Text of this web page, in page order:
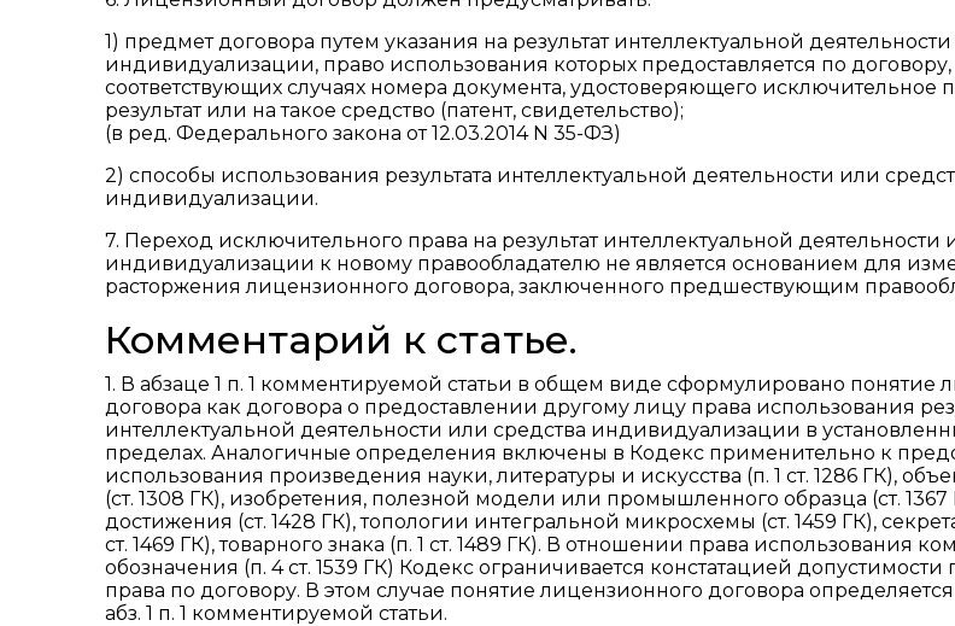
1) предмет договора путем указания на результат интеллектуальной
индивидуализации, право использования которых предоставляется по договору,
соответствующих случаях номера документа, удостоверяющего исключительное
результат или на такое средство (патент, свидетельство);
(в ред. Федерального закона от 12.03.2014 N 35-ФЗ)
2) способы использования результата интеллектуальной деятельности или
индивидуализации.
7. Переход исключительного права на результат интеллектуальной деятельности
индивидуализации к новому правообладателю не является основанием для
расторжения лицензионного договора, заключенного предшествующим
Комментарий к статье.
1. В абзаце 1 п. 1 комментируемой статьи в общем виде сформулировано понятие
договора как договора о предоставлении другому лицу права использования
интеллектуальной деятельности или средства индивидуализации в
пределах. Аналогичные определения включены в Кодекс применительно к
использования произведения науки, литературы и искусства (п. 1 ст. 1286 ГК),
(ст. 1308 ГК), изобретения, полезной модели или промышленного образца (ст.
достижения (ст. 1428 ГК), топологии интегральной микросхемы (ст. 1459 ГК),
ст. 1469 ГК), товарного знака (п. 1 ст. 1489 ГК). В отношении права использования
обозначения (п. 4 ст. 1539 ГК) Кодекс ограничивается констатацией допустимости
права по договору. В этом случае понятие лицензионного договора
абз. 1 п. 1 комментируемой статьи.